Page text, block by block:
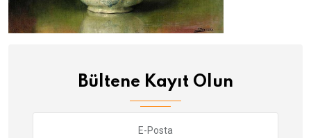
Bültene Kayıt Olun